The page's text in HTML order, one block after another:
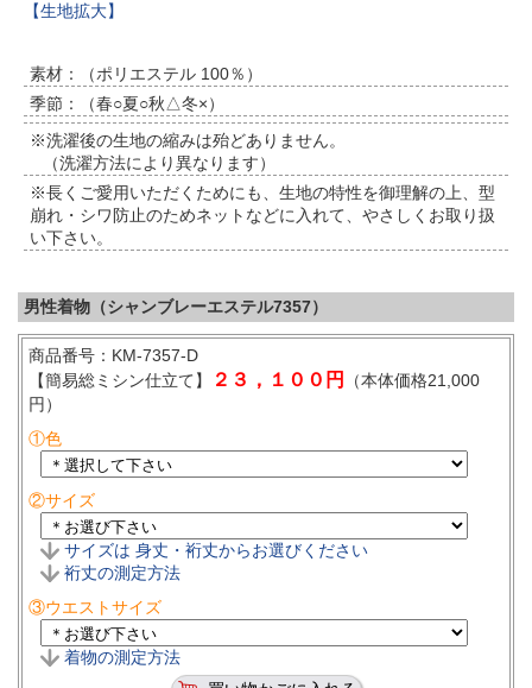
【生地拡大】
素材：（ポリエステル 100％）
季節：（春○夏○秋△冬×）
※洗濯後の生地の縮みは殆どありません。
（洗濯方法により異なります）
※長くご愛用いただくためにも、生地の特性を御理解の上、型
崩れ・シワ防止のためネットなどに入れて、やさしくお取り扱
い下さい。
男性着物（シャンブレーエステル7357）
商品番号：KM-7357-D
【簡易総ミシン仕立て】
２３，１００円
（本体価格21,000
円）
①色
②サイズ
サイズは 身丈・裄丈からお選びください
裄丈の測定方法
③ウエストサイズ
着物の測定方法